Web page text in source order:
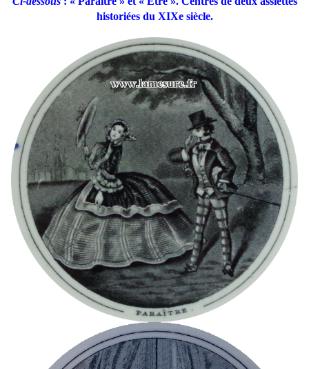
historiées du XIXe siècle.